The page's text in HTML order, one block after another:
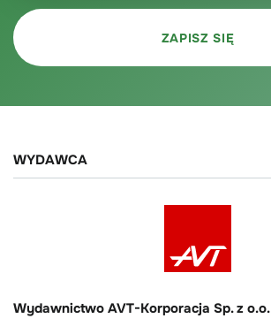
WYDAWCA
Wydawnictwo AVT-Korporacja Sp. z o.o.